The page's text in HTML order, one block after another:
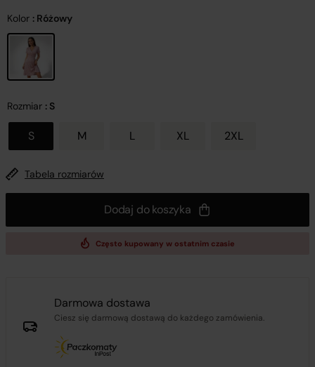
Kolor : Różowy
Rozmiar : S
S M L XL 2XL
Tabela rozmiarów
Dodaj do koszyka
Często kupowany w ostatnim czasie
Darmowa dostawa
Ciesz się darmową dostawą do każdego zamówienia.